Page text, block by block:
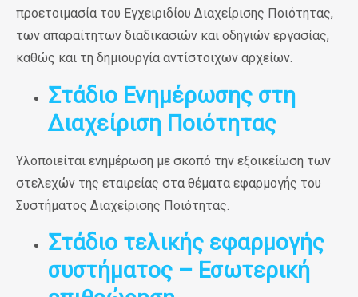
προετοιμασία του Εγχειριδίου Διαχείρισης Ποιότητας,
των απαραίτητων διαδικασιών και οδηγιών εργασίας,
καθώς και τη δημιουργία αντίστοιχων αρχείων.
Στάδιο Ενημέρωσης στη
Διαχείριση Ποιότητας
Υλοποιείται ενημέρωση με σκοπό την εξοικείωση των
στελεχών της εταιρείας στα θέματα εφαρμογής του
Συστήματος Διαχείρισης Ποιότητας.
Στάδιο τελικής εφαρμογής
συστήματος – Εσωτερική